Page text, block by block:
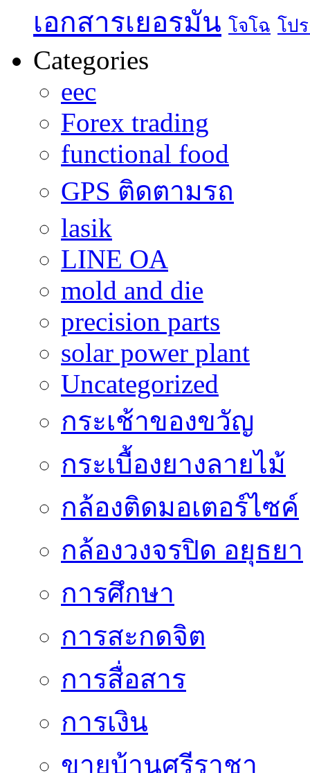
เอกสารเยอรมัน โจโฉ โป
Categories
eec
Forex trading
functional food
GPS ติดตามรถ
lasik
LINE OA
mold and die
precision parts
solar power plant
Uncategorized
กระเช้าของขวัญ
กระเบื้องยางลายไม้
กล้องติดมอเตอร์ไซค์
กล้องวงจรปิด อยุธยา
การศึกษา
การสะกดจิต
การสื่อสาร
การเงิน
ขายบ้านศรีราชา